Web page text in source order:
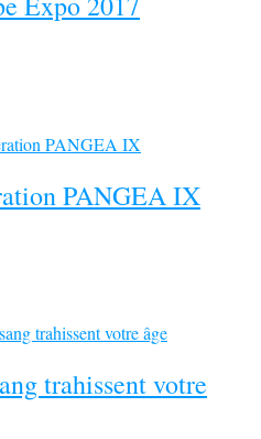
PANGEA IX
trahissent votre